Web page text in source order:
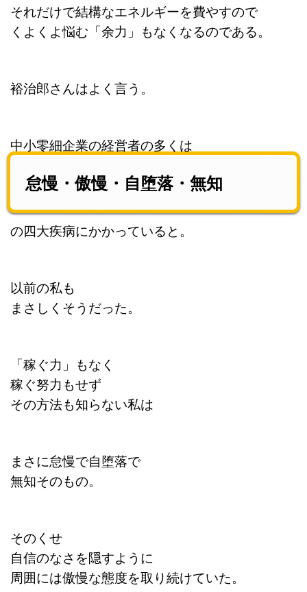
それだけで結構なエネルギーを費やすので
くよくよ悩む「余力」もなくなるのである。
裕治郎さんはよく言う。
中小零細企業の経営者の多くは
怠慢・傲慢・自堕落・無知
の四大疾病にかかっていると。
以前の私も
まさしくそうだった。
「稼ぐ力」もなく
稼ぐ努力もせず
その方法も知らない私は
まさに怠慢で自堕落で
無知そのもの。
そのくせ
自信のなさを隠すように
周囲には傲慢な態度を取り続けていた。